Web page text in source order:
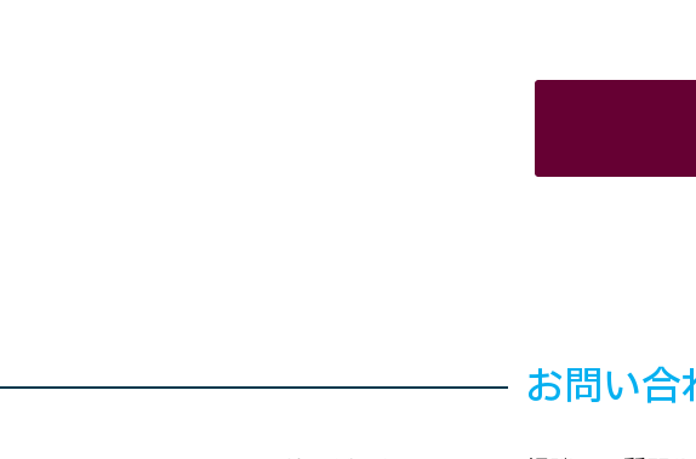
お問い